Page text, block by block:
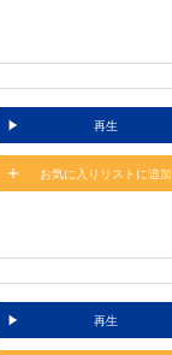
再生
お気に入りリストに追加
再生